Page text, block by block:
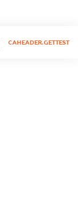
CAHEADER.GETTEST